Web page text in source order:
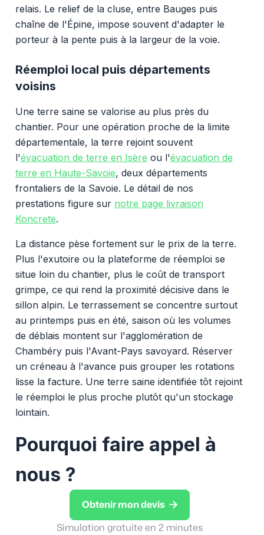
relais. Le relief de la cluse, entre Bauges puis
chaîne de l'Épine, impose souvent d'adapter le
porteur à la pente puis à la largeur de la voie.
Réemploi local puis départements
voisins
Une terre saine se valorise au plus près du
chantier. Pour une opération proche de la limite
départementale, la terre rejoint souvent
l'évacuation de terre en Isère ou l'évacuation de
terre en Haute-Savoie, deux départements
frontaliers de la Savoie. Le détail de nos
prestations figure sur notre page livraison
Koncrete.
La distance pèse fortement sur le prix de la terre.
Plus l'exutoire ou la plateforme de réemploi se
situe loin du chantier, plus le coût de transport
grimpe, ce qui rend la proximité décisive dans le
sillon alpin. Le terrassement se concentre surtout
au printemps puis en été, saison où les volumes
de déblais montent sur l'agglomération de
Chambéry puis l'Avant-Pays savoyard. Réserver
un créneau à l'avance puis grouper les rotations
lisse la facture. Une terre saine identifiée tôt rejoint
le réemploi le plus proche plutôt qu'un stockage
lointain.
Pourquoi faire appel à
nous ?
Obtenir mon devis 
Simulation gratuite en 2 minutes